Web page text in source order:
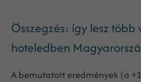
Összegzés: így lesz
hoteledben
A bemutatott eredmények (a